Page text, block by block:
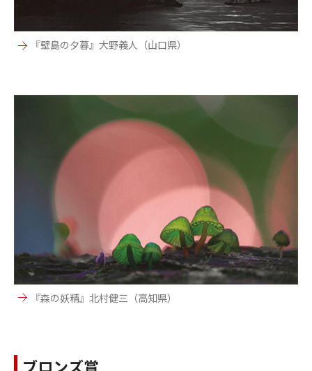
『壁島の夕暮』大野義人（山口県）
『森の妖精』北村健三（高知県）
ブロンズ賞